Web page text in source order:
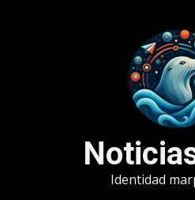
Identidad